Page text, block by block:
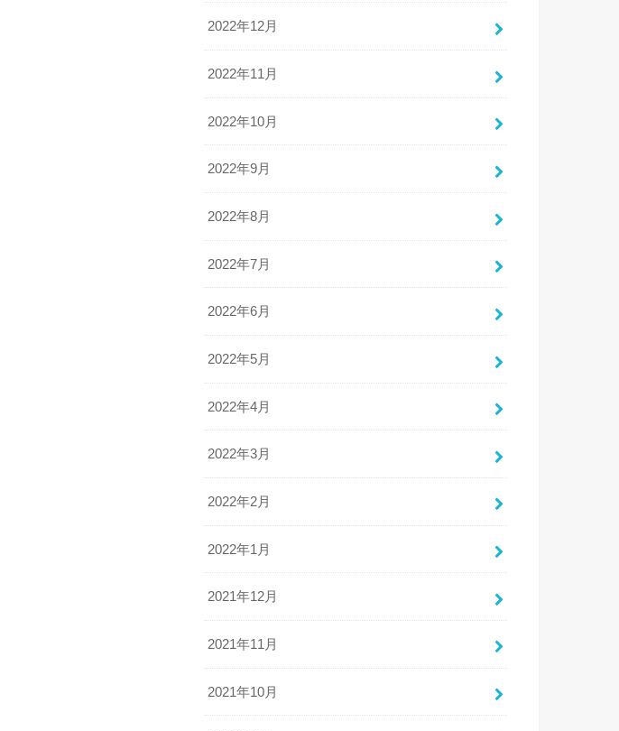
2022年12月
2022年11月
2022年10月
2022年9月
2022年8月
2022年7月
2022年6月
2022年5月
2022年4月
2022年3月
2022年2月
2022年1月
2021年12月
2021年11月
2021年10月